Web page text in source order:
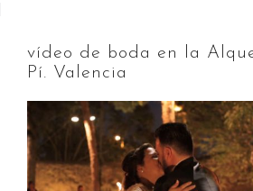
vídeo de boda en la
Pí. Valencia